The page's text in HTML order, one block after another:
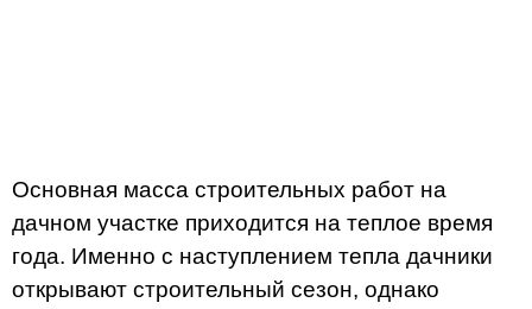
Основная масса строительных работ на
дачном участке приходится на теплое время
года. Именно с наступлением тепла дачники
открывают строительный сезон, однако